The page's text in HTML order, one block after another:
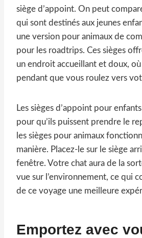
siège d’appoint. On peut
qui sont destinés aux jeunes
une version pour animaux de
pour les roadtrips. Ces sièges
un endroit accueillant et doux, où
pendant que vous roulez vers
Les sièges d’appoint pour
pour qu’ils puissent prendre le
les sièges pour animaux
manière. Placez-le sur le siège
fenêtre. Votre chat aura de la
vue sur l’environnement, ce qui
de ce voyage une meilleure
Emportez avec